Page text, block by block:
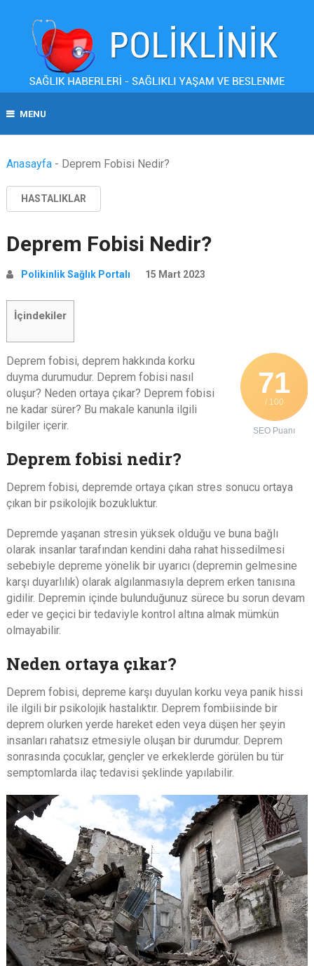
MENU
Anasayfa- Deprem Fobisi Nedir?
HASTALIKLAR
Deprem Fobisi Nedir?
Polikinlik Sağlık Portalı 15 Mart 2023
İçindekiler
71
/ 100
SEO Puanı
Deprem fobisi, deprem hakkında korku
duyma durumudur. Deprem fobisi nasıl
oluşur? Neden ortaya çıkar? Deprem fobisi
ne kadar sürer? Bu makale kanunla ilgili
bilgiler içerir.
Deprem fobisi nedir?
Deprem fobisi, depremde ortaya çıkan stres sonucu ortaya
çıkan bir psikolojik bozukluktur.
Depremde yaşanan stresin yüksek olduğu ve buna bağlı
olarak insanlar tarafından kendini daha rahat hissedilmesi
sebebiyle depreme yönelik bir uyarıcı (depremin gelmesine
karşı duyarlılık) olarak algılanmasıyla deprem erken tanısına
gidilir. Depremin içinde bulunduğunuz sürece bu sorun devam
eder ve geçici bir tedaviyle kontrol altına almak mümkün
olmayabilir.
Neden ortaya çıkar?
Deprem fobisi, depreme karşı duyulan korku veya panik hissi
ile ilgili bir psikolojik hastalıktır. Deprem fombiisinde bir
deprem olurken yerde hareket eden veya düşen her şeyin
insanları rahatsız etmesiyle oluşan bir durumdur. Deprem
sonrasında çocuklar, gençler ve erkeklerde görülen bu tür
semptomlarda ilaç tedavisi şeklinde yapılabilir.